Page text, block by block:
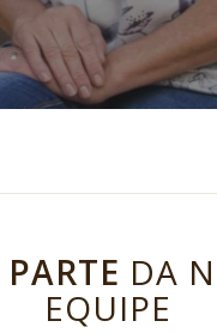
DA
EQUIPE